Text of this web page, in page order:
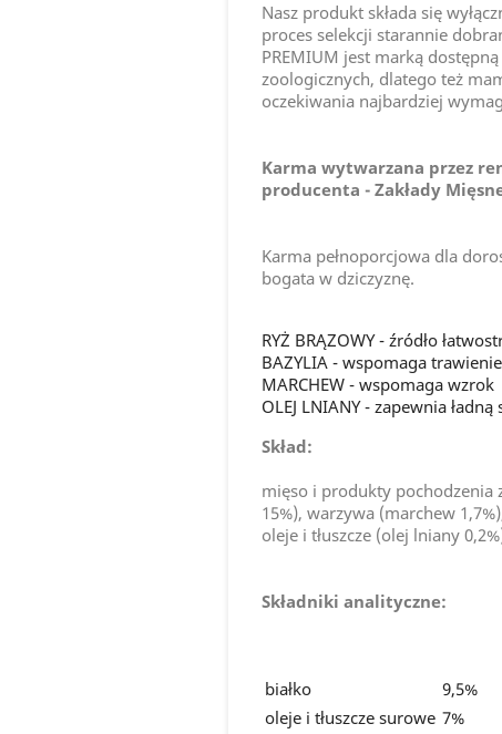
Nasz produkt składa się
proces selekcji starannie
PREMIUM jest marką
zoologicznych, dlatego też
oczekiwania najbardziej
Karma wytwarzana przez
producenta - Zakłady
Karma pełnoporcjowa dla
bogata w dziczyznę.
RYŻ BRĄZOWY - źródło
BAZYLIA - wspomaga trawienie
MARCHEW - wspomaga wzrok
OLEJ LNIANY - zapewnia ładną
Skład:
mięso i produkty pochodzenia
15%), warzywa (marchew
oleje i tłuszcze (olej lniany
Składniki analityczne:
białko
9,5%
oleje i tłuszcze surowe 7%